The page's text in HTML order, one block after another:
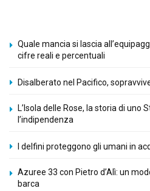
Quale mancia si lascia
cifre reali e percentuali
Disalberato nel Pacifico,
L’Isola delle Rose, la storia di uno
l’indipendenza
I delfini proteggono gli umani in
Azuree 33 con Pietro d’Alì: un
barca